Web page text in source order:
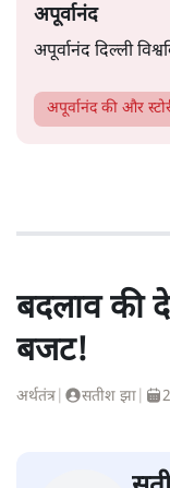
अपूर्वानंद
अपूर्वानंद दिल्ली
अपूर्वानंदकी और
बदलाव की
बजट!
अर्थतंत्र सतीश झा